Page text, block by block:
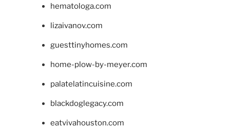
hematologa.com
lizaivanov.com
guesttinyhomes.com
home-plow-by-meyer.com
palatelatincuisine.com
blackdoglegacy.com
eatvivahouston.com